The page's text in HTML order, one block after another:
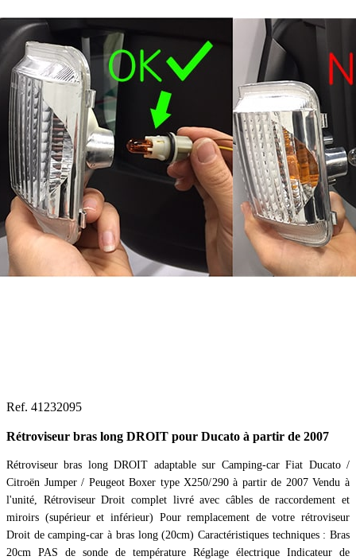
Ref. 41232095
Rétroviseur bras long DROIT pour Ducato à partir de 2007
Rétroviseur bras long DROIT adaptable sur Camping-car Fiat Ducato /
Citroën Jumper / Peugeot Boxer type X250/290 à partir de 2007 Vendu à
l'unité, Rétroviseur Droit complet livré avec câbles de raccordement et
miroirs (supérieur et inférieur) Pour remplacement de votre rétroviseur
Droit de camping-car à bras long (20cm) Caractéristiques techniques : Bras
20cm PAS de sonde de température Réglage électrique Indicateur de